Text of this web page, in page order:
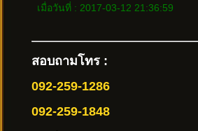
เมื่อวันที่ : 2017-03-12 21:36:59
สอบถามโทร :
092-259-1286
092-259-1848